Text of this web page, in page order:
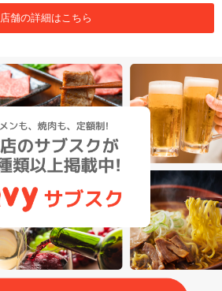
店舗の詳細はこちら